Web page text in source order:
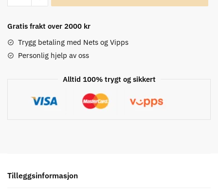
Ribbon
antall
Gratis frakt over 2000 kr
Trygg betaling med Nets og Vipps
Personlig hjelp av oss
Alltid 100% trygt og sikkert
Tilleggsinformasjon